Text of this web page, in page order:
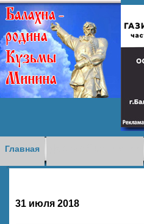
Главная
31 июля 2018